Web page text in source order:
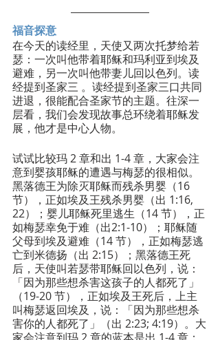
福音探意
在今天的读经里，天使又两次托梦给若
瑟：一次叫他带着耶稣和玛利亚到埃及
避难，另一次叫他带妻儿回以色列。读
经提到圣家三 。读经提到圣家三口共同
进退，很能配合圣家节的主题。往深一
层看，我们会发现故事总环绕着耶稣发
展，他才是中心人物。
试试比较玛 2 章和出 1-4 章，大家会注
意到婴孩耶稣的遭遇与梅瑟的很相似。
黑落德王为除灭耶稣而残杀男婴（16
节），正如埃及王残杀男婴（出 1:16,
22）；婴儿耶稣死里逃生（14 节），正
如梅瑟幸免于难（出2:1-10）；耶稣随
父母到埃及避难（14 节），正如梅瑟逃
亡到米德扬（出 2:15）；黑落德王死
后，天使叫若瑟带耶稣回以色列，说：
「因为那些想杀害这孩子的人都死了」
（19-20 节），正如埃及王死后，上主
叫梅瑟返回埃及，说：「因为那些想杀
害你的人都死了」（出 2:23; 4:19）。大